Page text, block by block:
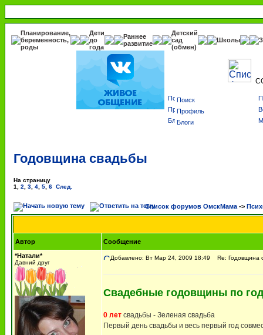
Планирование,
беременность,
роды
Дети
до
года
Раннее
развитие
Детский
сад
(обмен)
Школы
Поиск
Профиль
Блоги
Годовщина свадьбы
На страницу
1
2 3 4 5 6 След.
Список форумов ОмскМама ->
Автор
Сообщение
*Натали*
Давний друг
Добавлено: Вт Мар 24, 2009 18:49 Re: Годовщина
Свадебные годовщины по
0 лет свадьбы - Зеленая свадьба
Первый день свадьбы и весь первый год